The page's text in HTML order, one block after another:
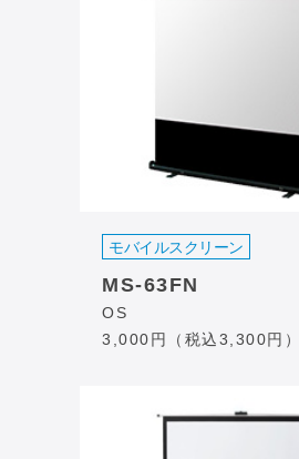
モバイルスクリーン
MS-63FN
OS
3,000円（税込3,300円）